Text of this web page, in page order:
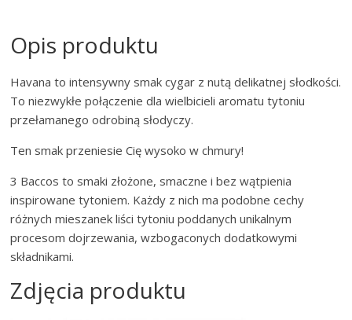
Opis produktu
Havana to intensywny smak cygar z nutą delikatnej słodkości.
To niezwykłe połączenie dla wielbicieli aromatu tytoniu
przełamanego odrobiną słodyczy.
Ten smak przeniesie Cię wysoko w chmury!
3 Baccos to smaki złożone, smaczne i bez wątpienia
inspirowane tytoniem. Każdy z nich ma podobne cechy
różnych mieszanek liści tytoniu poddanych unikalnym
procesom dojrzewania, wzbogaconych dodatkowymi
składnikami.
Zdjęcia produktu